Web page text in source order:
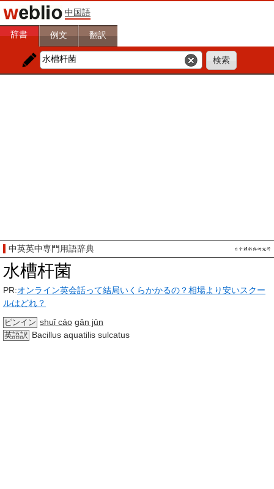
中国語
辞書 例文 翻訳
中英英中専門用語辞典
水槽杆菌
PR:オンライン英会話って結局いくらかかるの？相場より安いスクー
ルはどれ？
ピンイン shuǐ cáo gǎn jūn
英語訳 Bacillus aquatilis sulcatus